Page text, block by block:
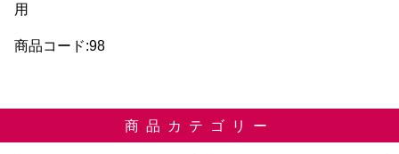
り
オ
用
商品コード:98
商品カテゴリー